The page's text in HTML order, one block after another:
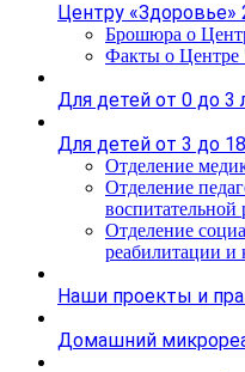
Центру «Здоровье»
Брошюра о
Факты о Центре
Для детей от 0 до 3
Для детей от 3 до
Отделение
Отделение
воспитательной
Отделение
реабилитации и
Наши проекты и
Домашний